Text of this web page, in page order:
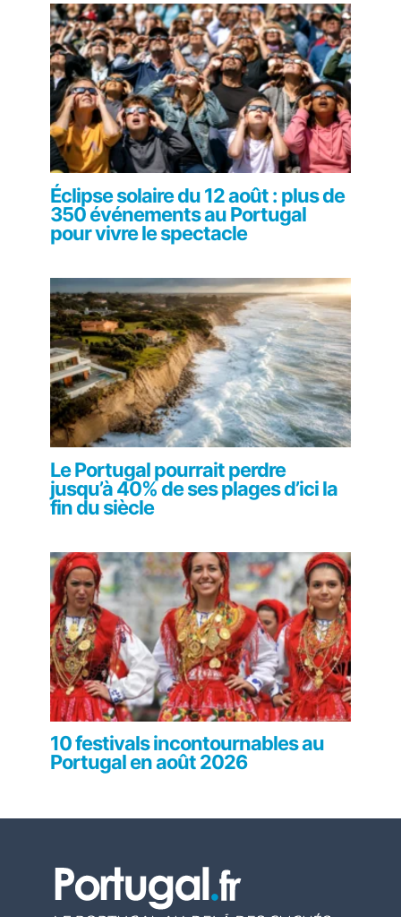
Éclipse solaire du 12 août : plus de
350 événements au Portugal
pour vivre le spectacle
Le Portugal pourrait perdre
jusqu’à 40% de ses plages d’ici la
fin du siècle
10 festivals incontournables au
Portugal en août 2026